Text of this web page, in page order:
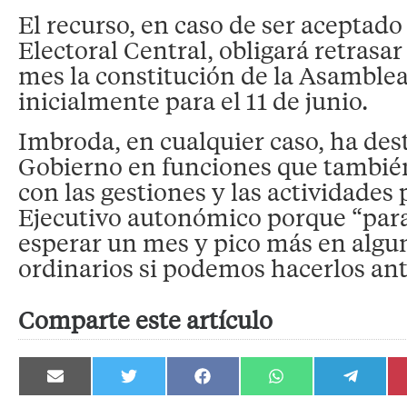
El recurso, en caso de ser
Electoral Central, obligará
mes la constitución de la
inicialmente para el 11 de junio.
Imbroda, en cualquier caso, ha
Gobierno en funciones que
con las gestiones y las actividades
Ejecutivo autonómico porque
esperar un mes y pico más en
ordinarios si podemos hacerlos
Comparte este artículo
Compartir
en
Compartir
en
Compartir
en
Compartir
en
Compartir
en